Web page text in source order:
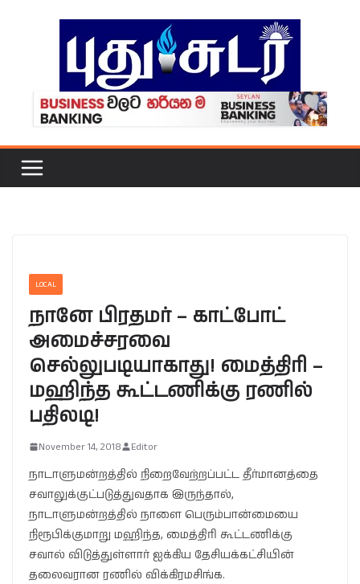
LOCAL
நானே பிரதமர் – காட்போட்
அமைச்சரவை
செல்லுபடியாகாது! மைத்திரி –
மஹிந்த கூட்டணிக்கு ரணில்
பதிலடி!
November 14, 2018 Editor
நாடாளுமன்றத்தில் நிறைவேற்றப்பட்ட தீர்மானத்தை
சவாலுக்குட்படுத்துவதாக இருந்தால்,
நாடாளுமன்றத்தில் நாளை பெரும்பான்மையை
நிரூபிக்குமாறு மஹிந்த, மைத்திரி கூட்டணிக்கு
சவால் விடுத்துள்ளார் ஐக்கிய தேசியக்கட்சியின்
தலைவரான ரணில் விக்கிரமசிங்க.